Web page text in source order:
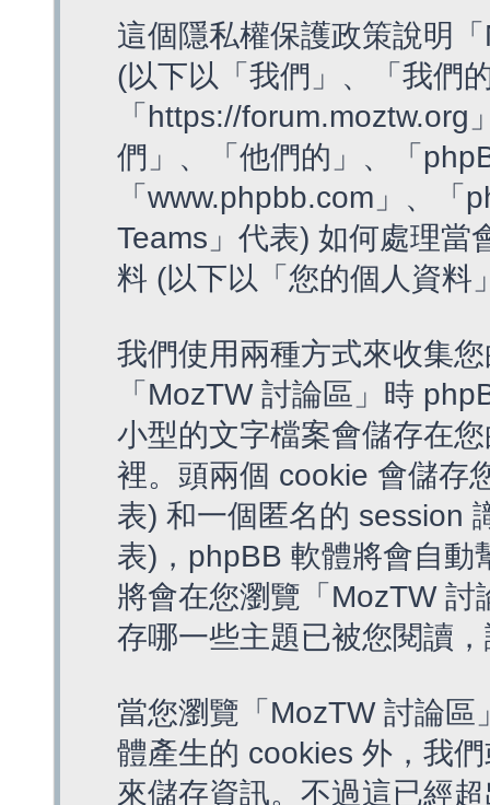
這個隱私權保護政策說明
(以下以「我們」、「我們
「https://
們」、「他們的」、「
「www.phpbb.com」、
Teams」代表) 如何處理當
料 (以下以「您的個人資料
我們使用兩種方式來收集
「MozTW 討論區」時
小型的文字檔案會儲存在
裡。頭兩個 cookie 會儲存
表) 和一個匿名的 session
表)，phpBB 軟體將會自動
將會在您瀏覽「MozTW
存哪一些主題已被您閱讀
當您瀏覽「MozTW 討論
體產生的 cookies 外，我
來儲存資訊。不過這已經